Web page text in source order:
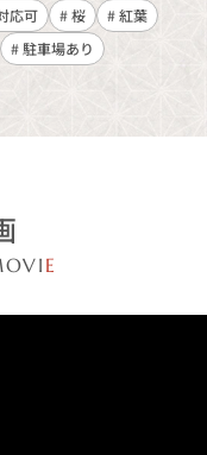
応可 # 桜
# 紅葉
# 駐車場あり
E